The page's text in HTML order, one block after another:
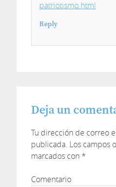
patriotismo.html
Reply
Deja un
Tu dirección de correo
publicada. Los campos
marcados con *
Comentario